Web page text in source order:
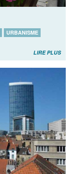
URBANISME
LIRE PLUS